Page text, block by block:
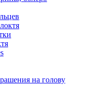
на голову